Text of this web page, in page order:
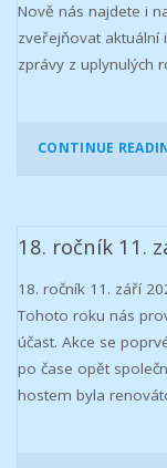
Nově nás najdete i
zveřejňovat
zprávy z uplynulých
CONTINUE
18. ročník 11.
18. ročník 11. září
Tohoto roku nás
účast. Akce se
po čase opět
hostem byla